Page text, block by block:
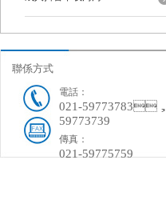
聯係方式
電話：
021-59773783，
59773739
傳真：
021-59775759